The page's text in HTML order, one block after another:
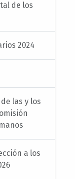
de los
2024
las y los
a los